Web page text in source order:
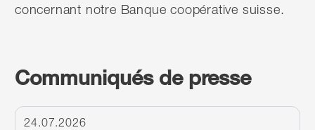
concernant notre Banque coopérative suisse.
Communiqués de presse
24.07.2026
Continuer à lire